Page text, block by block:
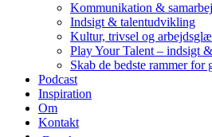
Kommunikation &
Indsigt & talentudvikling
Kultur, trivsel og
Play Your Talent – indsigt
Skab de bedste rammer
Podcast
Inspiration
Om
Kontakt